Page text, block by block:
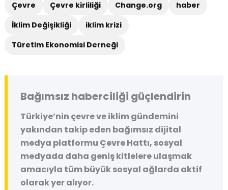
Çevre Çevre kirliliği Change.org
haber
İklim Değişikliği
iklim krizi
Türetim Ekonomisi Derneği
Bağımsız haberciliği güçlendirin
Türkiye’nin çevre ve iklim gündemini
yakından takip eden bağımsız dijital
medya platformu Çevre Hattı, sosyal
medyada daha geniş kitlelere ulaşmak
amacıyla tüm büyük sosyal ağlarda aktif
olarak yer alıyor.